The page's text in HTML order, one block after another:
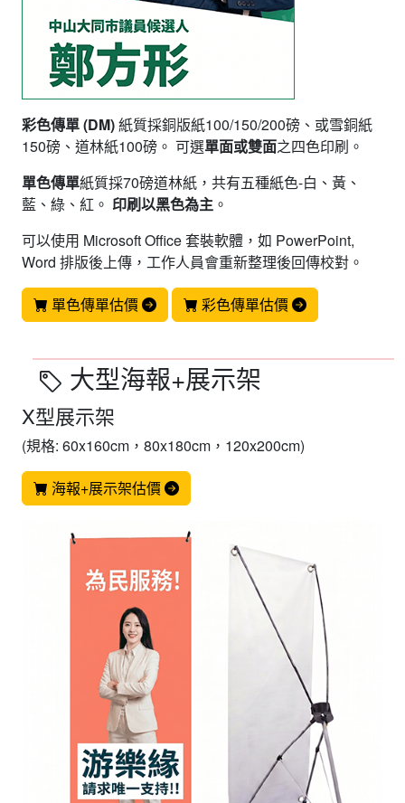
彩色傳單 (DM)紙質採銅版紙100/150/200磅、或雪銅紙
150磅、道林紙100磅。 可選單面或雙面之四色印刷。
單色傳單紙質採70磅道林紙，共有五種紙色-白、黃、
藍、綠、紅。 印刷以黑色為主 。
可以使用 Microsoft Office 套裝軟體，如 PowerPoint,
Word 排版後上傳，工作人員會重新整理後回傳校對。
單色傳單估價 彩色傳單估價
大型海報+展示架
X型展示架
(規格: 60x160cm，80x180cm，120x200cm)
海報+展示架估價